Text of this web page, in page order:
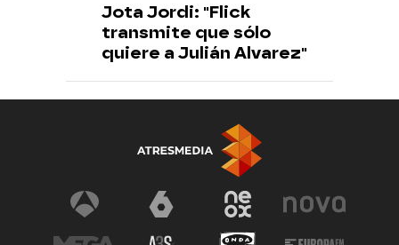
Jota Jordi: "Flick
transmite que sólo
quiere a Julián Alvarez"